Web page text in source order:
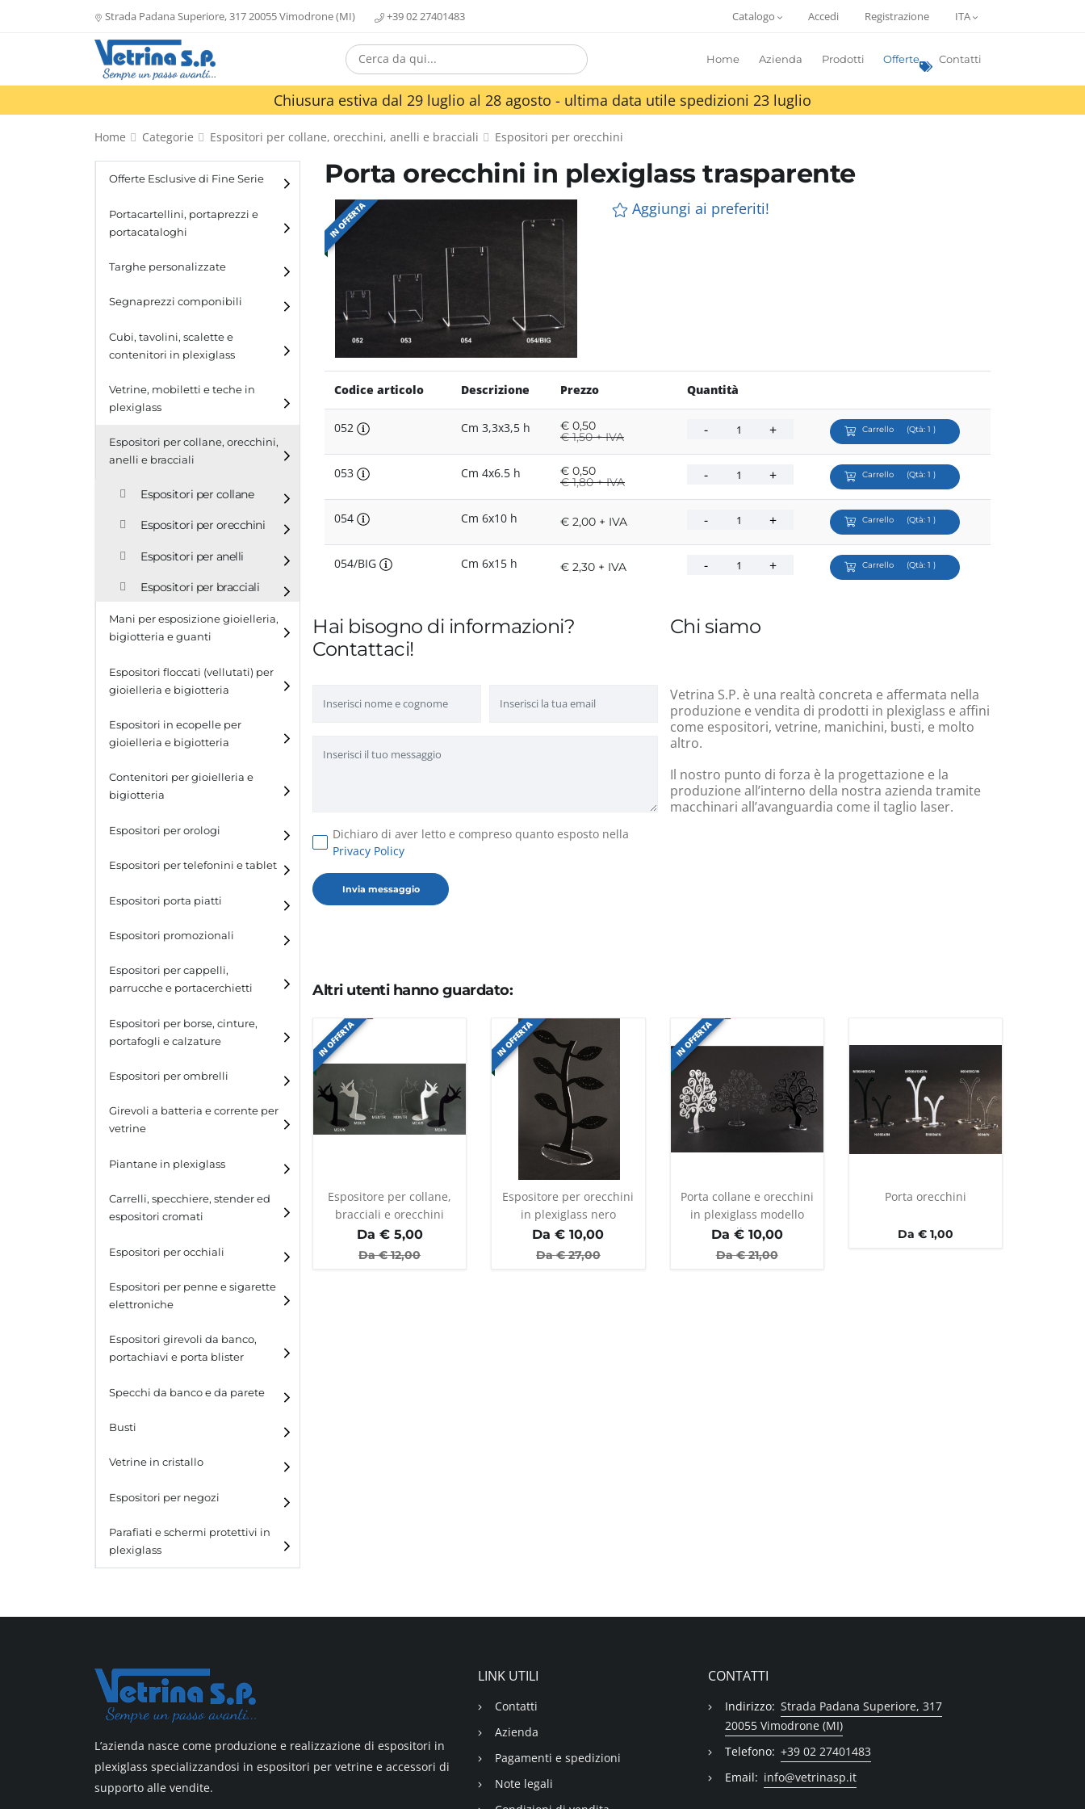
Strada Padana Superiore, 317 20055 Vimodrone (MI) +39 02 27401483 Catalogo Accedi Registrazione ITA
Home Azienda Prodotti Offerte Contatti
Chiusura estiva dal 29 luglio al 28 agosto - ultima data utile spedizioni 23 luglio
Home Categorie Espositori per collane, orecchini, anelli e bracciali Espositori per orecchini
Offerte Esclusive di Fine Serie
Portacartellini, portaprezzi e
portacataloghi
Portacartellini
Portacataloghi
Targhe personalizzate
Segnaprezzi componibili
Cubi, tavolini, scalette e
contenitori in plexiglass
Cubi
Scalette
Vetrine, mobiletti e teche in
plexiglass
Espositori per collane, orecchini,
anelli e bracciali
Espositori per collane
Espositori per orecchini
Espositori per anelli
Espositori per bracciali
Mani per esposizione gioielleria,
bigiotteria e guanti
Espositori floccati (vellutati) per
gioielleria e bigiotteria
Espositori in ecopelle per
gioielleria e bigiotteria
Contenitori per gioielleria e
bigiotteria
Espositori per orologi
Espositori per telefonini e tablet
Espositori porta piatti
Espositori promozionali
Espositori per cappelli,
parrucche e portacerchietti
Espositori per cappelli e
parrucche
Espositori per borse, cinture,
portafogli e calzature
Espositori per borse
Espositori per cinture
Espositori per portafogli
Espositori per calzature
Espositori per ombrelli
Girevoli a batteria e corrente per
vetrine
Piantane in plexiglass
Carrelli, specchiere, stender ed
espositori cromati
Espositori per occhiali
Espositori per penne e sigarette
elettroniche
Espositori girevoli da banco,
portachiavi e porta blister
Espositori girevoli da
ganci
Specchi da banco e da parete
Busti
Vetrine in cristallo
Laminato
Laminato light
All design
Top line 3
Espositori per negozi
Parafiati e schermi protettivi in
plexiglass
Porta orecchini in plexiglass trasparente
IN OFFERTA Aggiungi ai preferiti!
Codice articolo Descrizione Prezzo Quantità
052 Cm 3,3x3,5 h € 0,50
€1,50 + IVA
Carrello (Qtà:1 )
053 Cm 4x6.5 h € 0,50
€1,80 + IVA
Carrello (Qtà:1 )
054 Cm 6x10 h € 2,00 + IVA Carrello (Qtà:1 )
054/BIG Cm 6x15 h € 2,30 + IVA Carrello (Qtà:1 )
Hai bisogno di informazioni?
Contattaci!
Dichiaro di aver letto e compreso quanto esposto nella
Privacy Policy
Chi siamo
Vetrina S.P. è una realtà concreta e affermata nella
produzione e vendita di prodotti in plexiglass e affini
come espositori, vetrine, manichini, busti, e molto
altro.
Il nostro punto di forza è la progettazione e la
produzione all’interno della nostra azienda tramite
macchinari all’avanguardia come il taglio laser.
Altri utenti hanno guardato:
IN OFFERTA
Espositore per collane,
bracciali e orecchini
Da €5,00
Da €12,00
IN OFFERTA
Espositore per orecchini
in plexiglass nero
Da € 10,00
Da €27,00
IN OFFERTA
Porta collane e orecchini
in plexiglass modello
albero
Da €10,00
Da €21,00
Porta orecchini
Da € 1,00
L’azienda nasce come produzione e realizzazione di espositori in
plexiglass specializzandosi in espositori per vetrine e accessori di
supporto alle vendite.
LINK UTILI
Contatti
Azienda
Pagamenti e spedizioni
Note legali
CONTATTI
Indirizzo: Strada Padana Superiore, 317
20055 Vimodrone (MI)
Telefono: +39 02 27401483
Email: info@vetrinasp.it